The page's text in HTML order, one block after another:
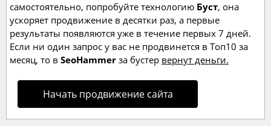
самостоятельно, попробуйте технологию Буст, она
ускоряет продвижение в десятки раз, а первые
результаты появляются уже в течение первых 7 дней.
Если ни один запрос у вас не продвинется в Топ10 за
месяц, то в SeoHammer за бустер вернут деньги.
Начать продвижение сайта